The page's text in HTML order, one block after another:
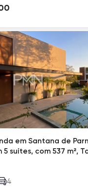
em Santana de
5 suítes, com 537 m²,
4